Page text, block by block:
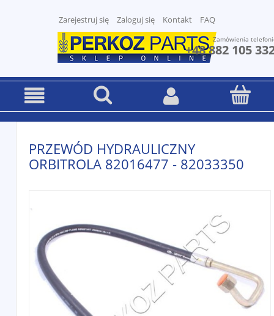
Zarejestruj się Zaloguj się Kontakt FAQ
Zamówienia
+48 882 105
PRZEWÓD HYDRAULICZNY
ORBITROLA 82016477 - 82033350